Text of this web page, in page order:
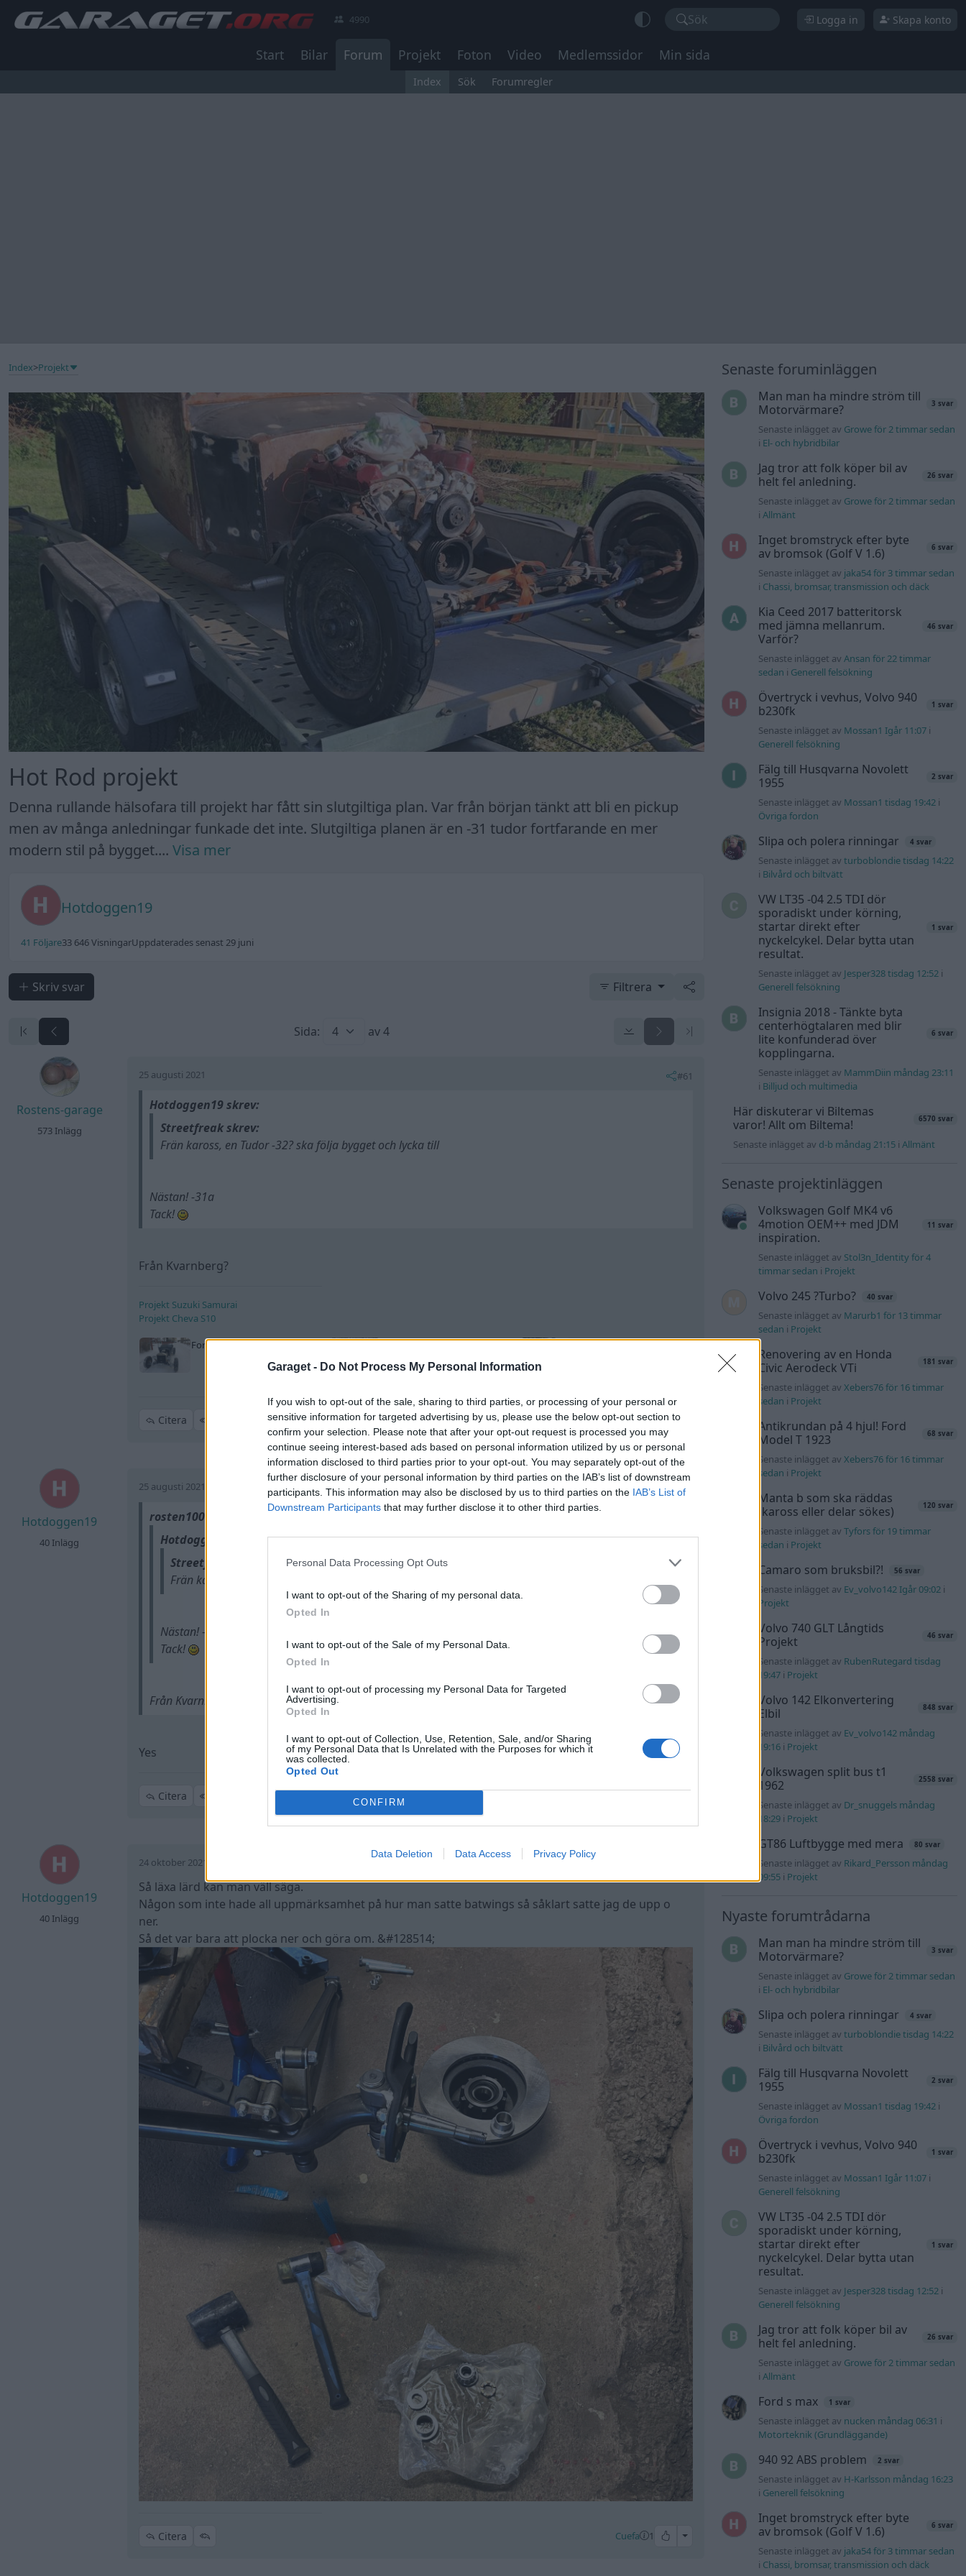
Garaget - Do Not Process My Personal Information
If you wish to opt-out of the sale, sharing to third parties, or processing of your personal or
sensitive information for targeted advertising by us, please use the below opt-out section to
confirm your selection. Please note that after your opt-out request is processed you may
continue seeing interest-based ads based on personal information utilized by us or personal
information disclosed to third parties prior to your opt-out. You may separately opt-out of the
further disclosure of your personal information by third parties on the IAB’s list of downstream
participants. This information may also be disclosed by us to third parties on the IAB’s List of
Downstream Participants that may further disclose it to other third parties.
Personal Data Processing Opt Outs
I want to opt-out of the Sharing of my personal data.
Opted In
I want to opt-out of the Sale of my Personal Data.
Opted In
I want to opt-out of processing my Personal Data for Targeted
Advertising.
Opted In
I want to opt-out of Collection, Use, Retention, Sale, and/or Sharing
of my Personal Data that Is Unrelated with the Purposes for which it
was collected.
Opted Out
CONFIRM
Data Deletion Data Access Privacy Policy
4990 Sök Logga in Skapa konto
Start Bilar Forum Projekt Foton Video Medlemssidor Min sida
Index Sök Forumregler
Index>Projekt
Hot Rod projekt
Denna rullande hälsofara till projekt har fått sin slutgiltiga plan. Var från början tänkt att bli en pickup
men av många anledningar funkade det inte. Slutgiltiga planen är en -31 tudor fortfarande en mer
modern stil på bygget.... Visa mer
Hotdoggen19
41 Följare33 646 VisningarUppdaterades senast 29 juni
Skriv svar Filtrera
Sida: av 4
Rostens-garage
573 Inlägg
25 augusti 2021 #61
Hotdoggen19 skrev:
Streetfreak skrev:
Frän kaross, en Tudor -32? ska följa bygget och lycka till
Nästan! -31a
Tack!
Från Kvarnberg?
Projekt Suzuki Samurai
Projekt Cheva S10
Ford T-23"Lillebror"(2002) Volkswagen 1200"Lilla
Ford Tudor"Shorty"(1927)
Citera
Hotdoggen19
40 Inlägg
25 augusti 2021 #62
rosten1000 skrev:
Hotdoggen19 skrev:
Streetfreak skrev:
Frän kaross, en Tudor -32? ska följa bygget och lycka till
Nästan! -31a
Tack!
Från Kvarnberg?
Yes
Citera All reactions
Hotdoggen19
40 Inlägg
24 oktober 2021
Så läxa lärd kan man väll säga.
Någon som inte hade all uppmärksamhet på hur man satte batwings så såklart satte jag de upp o
ner.
Så det var bara att plocka ner och göra om. &#128514;
Citera Cuefa 1 All reactions
Senaste foruminläggen
Man man ha mindre ström till
Motorvärmare?
3 svar
Senaste inlägget av Growe för 2 timmar sedan
i El- och hybridbilar
Jag tror att folk köper bil av
helt fel anledning.
26 svar
Senaste inlägget av Growe för 2 timmar sedan
iAllmänt
Inget bromstryck efter byte
av bromsok (Golf V 1.6)
6 svar
Senaste inlägget av jaka54 för 3 timmar sedan
i Chassi, bromsar, transmission och däck
Kia Ceed 2017 batteritorsk
med jämna mellanrum.
Varför?
46 svar
Senaste inlägget avAnsan för 22 timmar
sedan i Generell felsökning
Övertryck i vevhus, Volvo 940
b230fk
1 svar
Senaste inlägget av Mossan1 Igår 11:07 i
Generell felsökning
Fälg till Husqvarna Novolett
1955
2 svar
Senaste inlägget av Mossan1 tisdag 19:42 i
Övriga fordon
Slipa och polera rinningar 4 svar
Senaste inlägget avturboblondie tisdag 14:22
i Bilvård och biltvätt
VW LT35 -04 2.5 TDI dör
sporadiskt under körning,
startar direkt efter
nyckelcykel. Delar bytta utan
resultat.
1 svar
Senaste inlägget av Jesper328 tisdag 12:52 i
Generell felsökning
Insignia 2018 - Tänkte byta
centerhögtalaren med blir
lite konfunderad över
kopplingarna.
6 svar
Senaste inlägget av MammDiin måndag 23:11
i Billjud och multimedia
Här diskuterar vi Biltemas
varor! Allt om Biltema!
6570 svar
Senaste inlägget av d-b måndag 21:15 i Allmänt
Senaste projektinläggen
Volkswagen Golf MK4 v6
4motion OEM++ med JDM
inspiration.
11 svar
Senaste inlägget av Stol3n_Identity för 4
timmar sedan i Projekt
Volvo 245 ?Turbo? 40 svar
Senaste inlägget av Marurb1 för 13 timmar
sedan i Projekt
Renovering av en Honda
Civic Aerodeck VTi
181 svar
Senaste inlägget avXebers76 för 16 timmar
sedan i Projekt
Antikrundan på 4 hjul! Ford
Model T 1923
68 svar
Senaste inlägget avXebers76 för 16 timmar
sedan i Projekt
Manta b som ska räddas
(kaross eller delar sökes)
120 svar
Senaste inlägget avTyfors för 19 timmar
sedan i Projekt
Camaro som bruksbil?! 56 svar
Senaste inlägget av Ev_volvo142 Igår 09:02 i
Projekt
Volvo 740 GLT Långtids
Projekt
46 svar
Senaste inlägget av RubenRutegard tisdag
19:47 i Projekt
Volvo 142 Elkonvertering
Elbil
848 svar
Senaste inlägget av Ev_volvo142 måndag
19:16 i Projekt
Volkswagen split bus t1
1962
2558 svar
Senaste inlägget av Dr_snuggels måndag
18:29 i Projekt
GT86 Luftbygge med mera 80 svar
Senaste inlägget av Rikard_Persson måndag
09:55 i Projekt
Nyaste forumtrådarna
Man man ha mindre ström till
Motorvärmare?
3 svar
Senaste inlägget av Growe för 2 timmar sedan
i El- och hybridbilar
Slipa och polera rinningar 4 svar
Senaste inlägget avturboblondie tisdag 14:22
i Bilvård och biltvätt
Fälg till Husqvarna Novolett
1955
2 svar
Senaste inlägget av Mossan1 tisdag 19:42 i
Övriga fordon
Övertryck i vevhus, Volvo 940
b230fk
1 svar
Senaste inlägget av Mossan1 Igår 11:07 i
Generell felsökning
VW LT35 -04 2.5 TDI dör
sporadiskt under körning,
startar direkt efter
nyckelcykel. Delar bytta utan
resultat.
1 svar
Senaste inlägget av Jesper328 tisdag 12:52 i
Generell felsökning
Jag tror att folk köper bil av
helt fel anledning.
26 svar
Senaste inlägget av Growe för 2 timmar sedan
iAllmänt
Ford s max 1 svar
Senaste inlägget av nucken måndag 06:31 i
Motorteknik (Grundläggande)
940 92 ABS problem 2 svar
Senaste inlägget av H-Karlsson måndag 16:23
i Generell felsökning
Inget bromstryck efter byte
av bromsok (Golf V 1.6)
6 svar
Senaste inlägget av jaka54 för 3 timmar sedan
i Chassi, bromsar, transmission och däck